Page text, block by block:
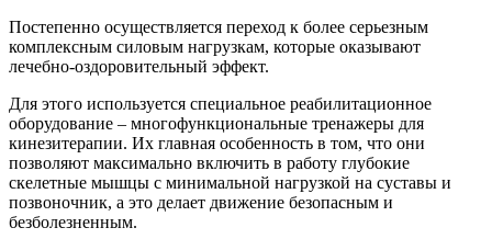
Постепенно осуществляется переход к более серьезным
комплексным силовым нагрузкам, которые оказывают
лечебно-оздоровительный эффект.
Для этого используется специальное реабилитационное
оборудование – многофункциональные тренажеры для
кинезитерапии. Их главная особенность в том, что они
позволяют максимально включить в работу глубокие
скелетные мышцы с минимальной нагрузкой на суставы и
позвоночник, а это делает движение безопасным и
безболезненным.